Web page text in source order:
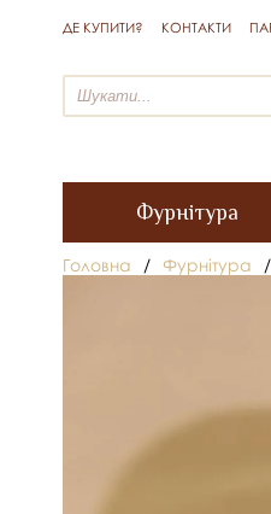
ДЕ КУПИТИ? КОНТАКТИ
Фурнітура
Головна / Фурнітура /